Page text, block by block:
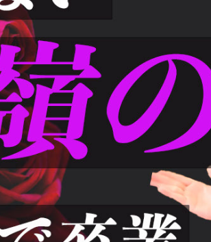
2024年6月29日
【５選】これだけでLINEが
劇的に改善する！
方法